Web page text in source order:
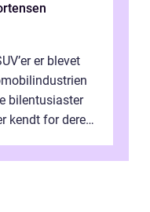
er blevet
bilentusiaster
kendt for deres